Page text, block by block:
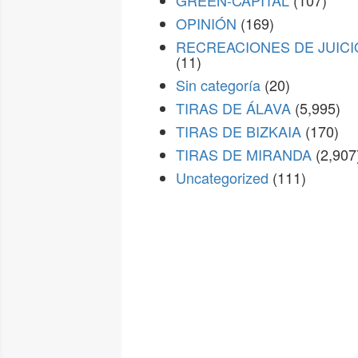
OPINIÓN (169)
RECREACIONES DE
(11)
Sin categoría (20)
TIRAS DE ÁLAVA (5,995)
TIRAS DE BIZKAIA (170)
TIRAS DE MIRANDA
Uncategorized (111)